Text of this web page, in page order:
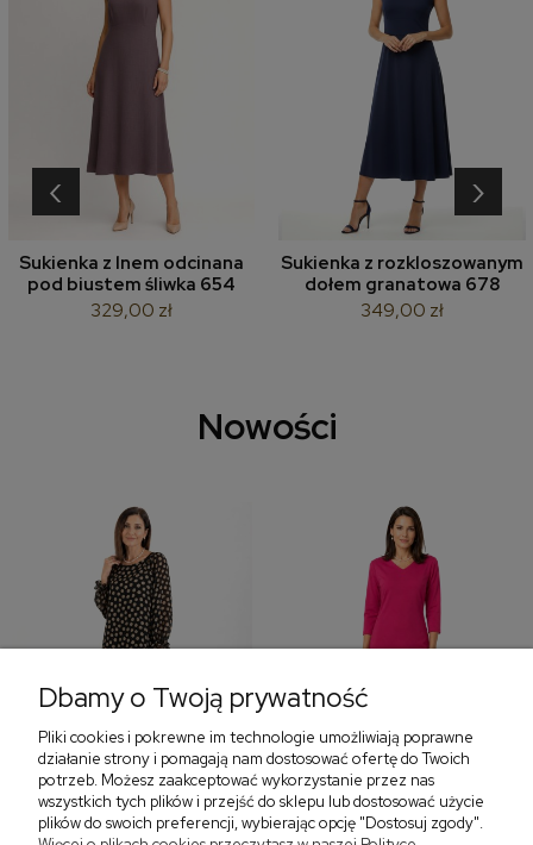
Sukienka z lnem odcinana
pod biustem śliwka 654
329,00 zł
Sukienka z rozkloszowanym
dołem granatowa 678
349,00 zł
‹ ›
Nowości
‹
Dbamy o Twoją prywatność
Pliki cookies i pokrewne im technologie umożliwiają poprawne
działanie strony i pomagają nam dostosować ofertę do Twoich
potrzeb. Możesz zaakceptować wykorzystanie przez nas
wszystkich tych plików i przejść do sklepu lub dostosować użycie
plików do swoich preferencji, wybierając opcję "Dostosuj zgody".